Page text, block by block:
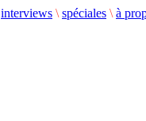
interviews \ spéciales \ à